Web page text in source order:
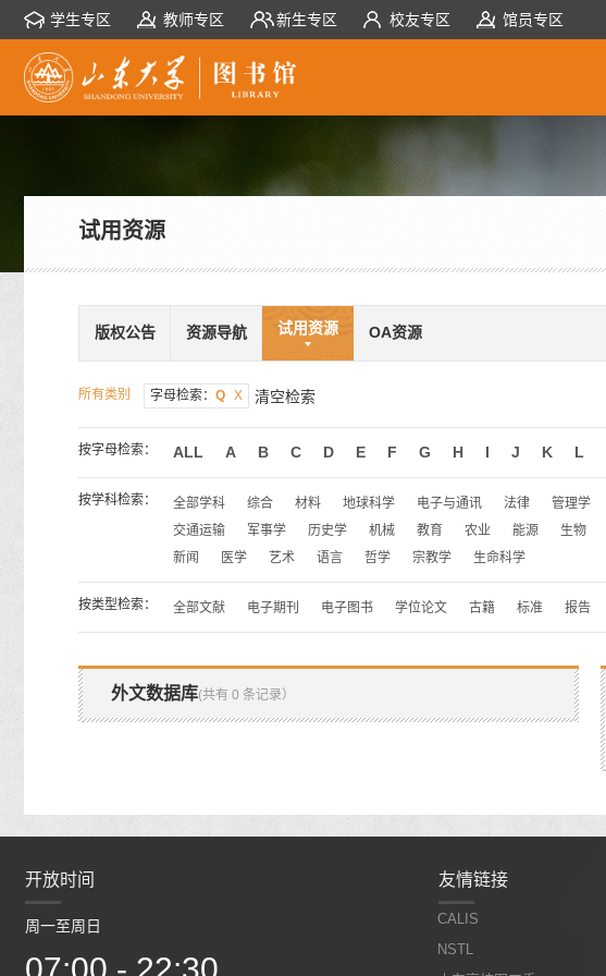
学生专区 教师专区 新生专区 校友专区 馆员专区
试用资源
版权公告 资源导航 试用资源 OA资源
所有类别 字母检索： Q X 清空检索
按字母检索： ALL A B C D E F G H I J K L
按学科检索： 全部学科 综合 材料 地球科学 电子与通讯 法律 管理学
交通运输
军事学 历史学 机械 教育 农业 能源 生物
新闻
医学 艺术 语言 哲学 宗教学 生命科学
按类型检索： 全部文献 电子期刊 电子图书 学位论文 古籍 标准 报告
外文数据库(共有 0 条记录）
开放时间
周一至周日
友情链接
CALIS
NSTL